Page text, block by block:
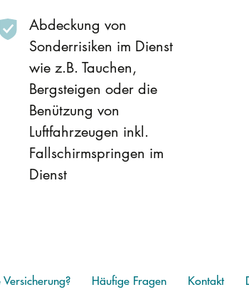
Abdeckung von
Sonderrisiken im Dienst
wie z.B. Tauchen,
Bergsteigen oder die
Benützung von
Luftfahrzeugen inkl.
Fallschirmspringen im
Dienst
Häufige Fragen Kontakt